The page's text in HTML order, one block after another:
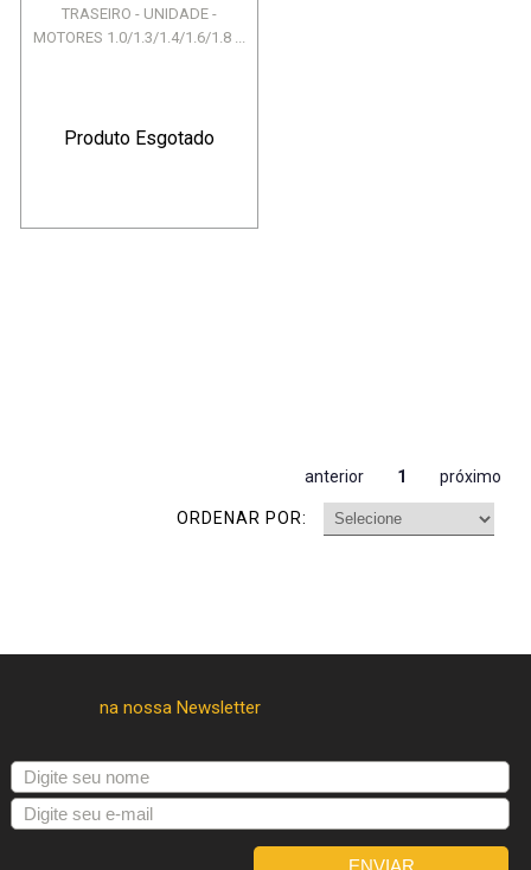
TRASEIRO - UNIDADE -
MOTORES 1.0/1.3/1.4/1.6/1.8 ...
Produto Esgotado
anterior 1 próximo
ORDENAR POR: